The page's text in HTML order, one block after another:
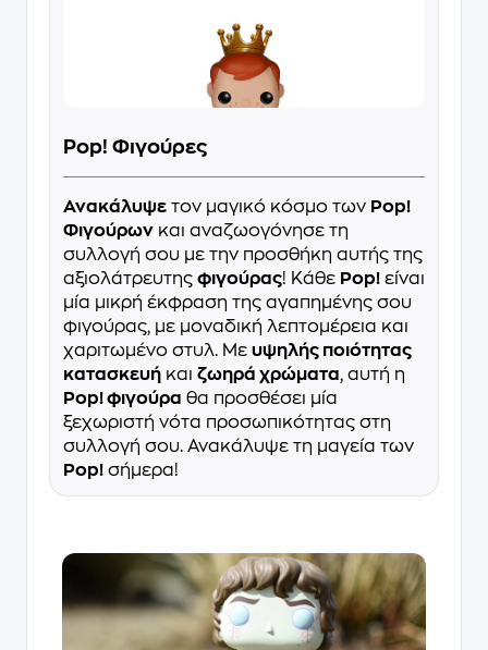
Pop! Φιγούρες
Ανακάλυψε τον μαγικό κόσμο των Pop!
Φιγούρων και αναζωογόνησε τη
συλλογή σου με την προσθήκη αυτής της
αξιολάτρευτης φιγούρας! Κάθε Pop! είναι
μία μικρή έκφραση της αγαπημένης σου
φιγούρας, με μοναδική λεπτομέρεια και
χαριτωμένο στυλ. Με υψηλής ποιότητας
κατασκευή και ζωηρά χρώματα, αυτή η
Pop! φιγούρα θα προσθέσει μία
ξεχωριστή νότα προσωπικότητας στη
συλλογή σου. Ανακάλυψε τη μαγεία των
Pop! σήμερα!